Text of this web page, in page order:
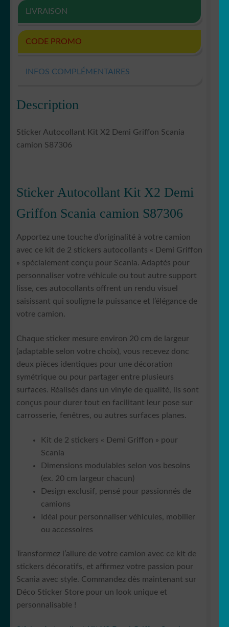
LIVRAISON
CODE PROMO
INFOS COMPLÉMENTAIRES
Description
Sticker Autocollant Kit X2 Demi Griffon Scania
camion S87306
Sticker Autocollant Kit X2 Demi
Griffon Scania camion S87306
Apportez une touche d’originalité à votre camion
avec ce kit de 2 stickers autocollants « Demi Griffon
» spécialement conçu pour Scania. Adaptés pour
personnaliser votre véhicule ou tout autre support
lisse, ces autocollants offrent un rendu visuel
saisissant qui souligne la puissance et l’élégance de
votre camion.
Chaque sticker mesure environ 20 cm de largeur
(adaptable selon votre choix), vous recevez donc
deux pièces identiques pour une décoration
symétrique ou pour partager entre plusieurs
surfaces. Réalisés dans un vinyle de qualité, ils sont
conçus pour durer tout en facilitant leur pose sur
carrosserie, fenêtres, ou autres surfaces planes.
Kit de 2 stickers « Demi Griffon » pour
Scania
Dimensions modulables selon vos besoins
(ex. 20 cm largeur chacun)
Design exclusif, pensé pour passionnés de
camions
Idéal pour personnaliser véhicules, mobilier
ou accessoires
Transformez l’allure de votre camion avec ce kit de
stickers décoratifs, et affirmez votre passion pour
Scania avec style. Commandez dès maintenant sur
Déco Sticker Store pour un look unique et
personnalisable !